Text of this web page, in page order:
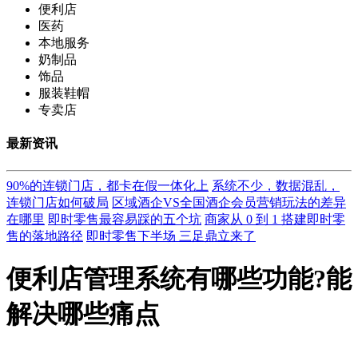
便利店
医药
本地服务
奶制品
饰品
服装鞋帽
专卖店
最新资讯
90%的连锁门店，都卡在假一体化上 系统不少，数据混乱，
连锁门店如何破局 区域酒企VS全国酒企会员营销玩法的差异
在哪里 即时零售最容易踩的五个坑 商家从 0 到 1 搭建即时零
售的落地路径 即时零售下半场 三足鼎立来了
便利店管理系统有哪些功能?能
解决哪些痛点